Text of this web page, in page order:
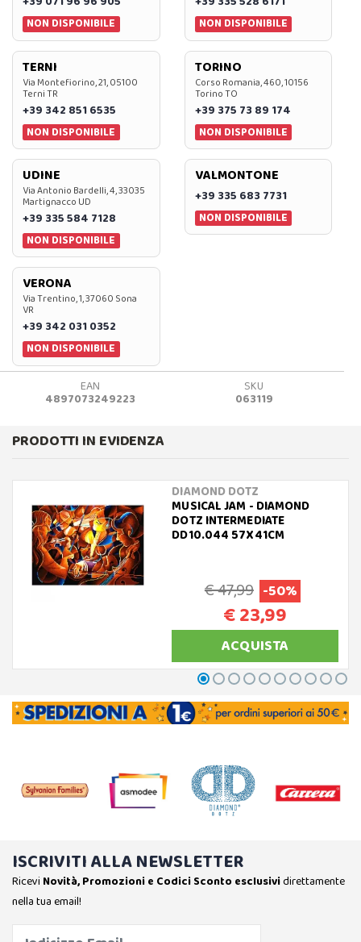
NON DISPONIBILE
NON DISPONIBILE
TERNI
Via Montefiorino, 21, 05100
Terni TR
+39 342 851 6535
NON DISPONIBILE
TORINO
Corso Romania, 460, 10156
Torino TO
+39 375 73 89 174
NON DISPONIBILE
UDINE
Via Antonio Bardelli, 4, 33035
Martignacco UD
+39 335 584 7128
NON DISPONIBILE
VALMONTONE
+39 335 683 7731
NON DISPONIBILE
VERONA
Via Trentino, 1, 37060 Sona
VR
+39 342 031 0352
NON DISPONIBILE
EAN
4897073249223
SKU
063119
PRODOTTI IN EVIDENZA
DIAMOND DOTZ
MUSICAL JAM - DIAMOND
DOTZ INTERMEDIATE
DD10.044 57X41CM
€ 47,99 -50%
€ 23,99
ACQUISTA
ISCRIVITI ALLA NEWSLETTER
Ricevi Novità, Promozioni e Codici Sconto esclusividirettamente
nella tua email!